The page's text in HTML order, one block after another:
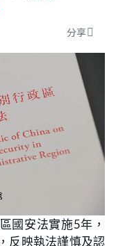
分享
國安法實施5年，
反映執法謹慎及認